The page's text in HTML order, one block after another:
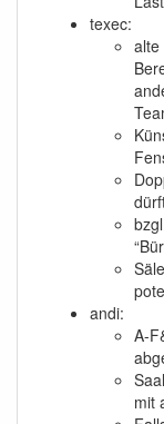
texec:
alte
andi:
A-
mit